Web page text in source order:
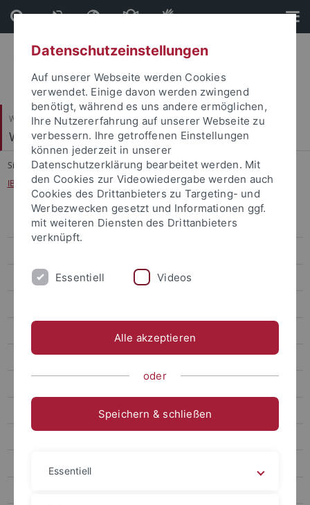
Direkt
zum
Inhalt
Direkt
zur
Fußleiste
Wirtschafts- und Sozialwissenschaftliche Fakultät
Wiwi-IT / PC-Labor
Sie sind hier: Startseite
...
IBFD, Your Portal to Cross-Border Tax Expertise
Active Directory / Org.-Kürzel
Anwendungen / Software
Beschaffung
Datenschutzeinstellungen
Auf unserer Webseite werden Cookies
verwendet. Einige davon werden zwingend
benötigt, während es uns andere ermöglichen,
Ihre Nutzererfahrung auf unserer Webseite zu
verbessern. Ihre getroffenen Einstellungen
können jederzeit in unserer
Datenschutzerklärung bearbeitet werden. Mit
den Cookies zur Videowiedergabe werden auch
Cookies des Drittanbieters zu Targeting- und
Werbezwecken gesetzt und Informationen ggf.
mit weiteren Diensten des Drittanbieters
verknüpft.
Essentiell Videos
Alle akzeptieren
oder
Speichern & schließen
Essentiell